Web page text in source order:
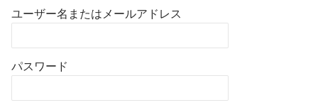
ユーザー名またはメールアドレス
パスワード